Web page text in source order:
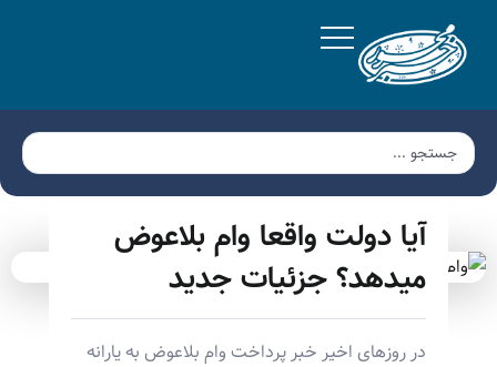
آیا دولت واقعا وام بلاعوض
میدهد؟ جزئیات جدید
در روزهای اخیر خبر پرداخت وام بلاعوض به یارانه